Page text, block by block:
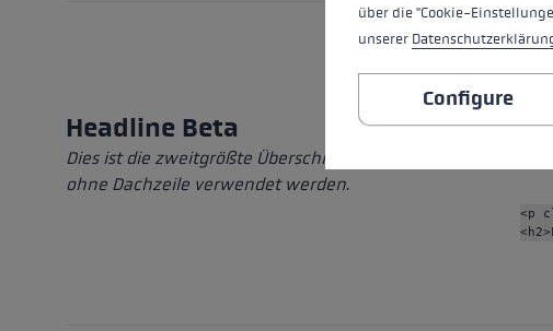
Headline Beta
Dies ist die zweitgrößte Überschrift. Sie kann mit oder
ohne Dachzeile verwendet werden.
<p
über die "Cookie-
unserer
Configure